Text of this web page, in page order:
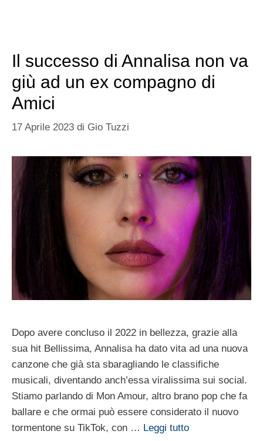
Il successo di Annalisa non va
giù ad un ex compagno di
Amici
17 Aprile 2023 di Gio Tuzzi
Dopo avere concluso il 2022 in bellezza, grazie alla
sua hit Bellissima, Annalisa ha dato vita ad una nuova
canzone che già sta sbaragliando le classifiche
musicali, diventando anch’essa viralissima sui social.
Stiamo parlando di Mon Amour, altro brano pop che fa
ballare e che ormai può essere considerato il nuovo
tormentone su TikTok, con … Leggi tutto